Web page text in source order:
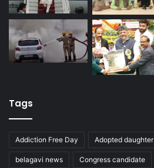
Tags
Addiction Free Day Adopted daughter
belagavi news Congress candidate